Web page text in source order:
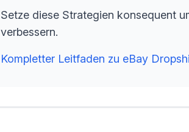
Setze diese Strategien konsequent
verbessern.
Kompletter Leitfaden zu eBay